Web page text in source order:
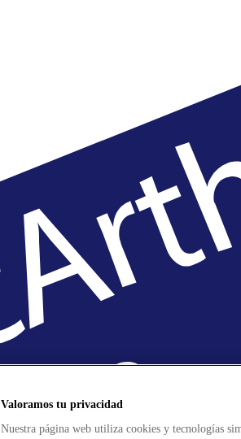
Valoramos tu privacidad
Nuestra página web utiliza cookies y tecnologías